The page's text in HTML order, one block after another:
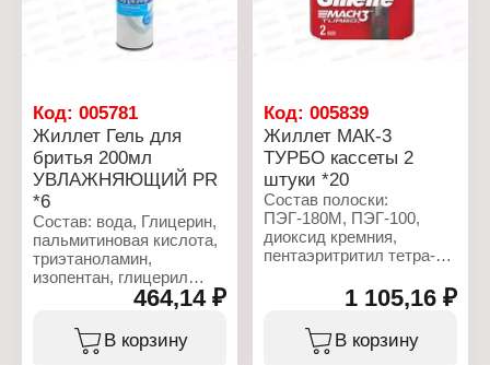
Характеристики:
Торговая марка: Gillette
Назначение: для станка
Особенность: с
увлажняющей полоской
Количество лезвий: 5
лезвий
Комплектация: 4 шт
Код: 005781
Жиллет Гель для
бритья 200мл
УВЛАЖНЯЮЩИЙ PR
*6
Состав: вода, Глицерин,
пальмитиновая кислота,
триэтаноламин,
изопентан, глицерил
олеат, стеариновая
кислота, изобутан,
парфюмерная
композиция, сорбитол,
464,14 ₽
В корзину
Код:005839
Жиллет МАК-3
ТУРБО кассеты 2
штуки *20
Состав полоски:
ПЭГ-180М, ПЭГ-100,
диоксид кремния,
пентаэритритил тетра-
трис(ди-трет-
бутил)фосфит,
бутилгидрокситолуол,
1 105,16 ₽
В корзину